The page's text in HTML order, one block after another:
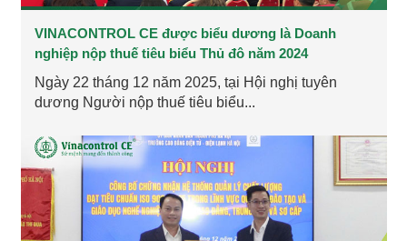
VINACONTROL CE được biểu dương là Doanh
nghiệp nộp thuế tiêu biểu Thủ đô năm 2024
Ngày 22 tháng 12 năm 2025, tại Hội nghị tuyên
dương Người nộp thuế tiêu biểu...